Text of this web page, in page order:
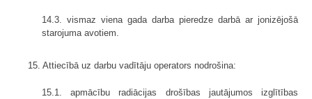
14.3. vismaz viena gada darba pieredze darbā ar jonizējošā
starojuma avotiem.
15. Attiecībā uz darbu vadītāju operators nodrošina:
15.1. apmācību radiācijas drošības jautājumos izglītības